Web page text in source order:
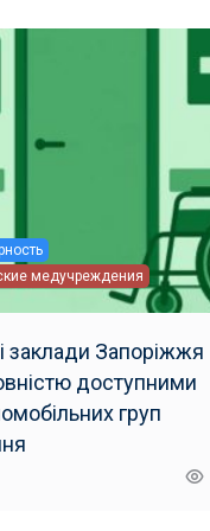
медучреждения
заклади Запоріжжя
доступними
груп